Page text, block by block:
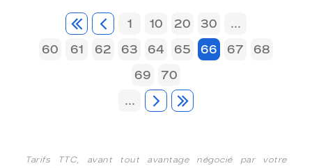
1 10 20 30
...
60
61 62 63 64 65 66 67
68
69
70
...
Tarifs TTC, avant tout avantage négocié par votre